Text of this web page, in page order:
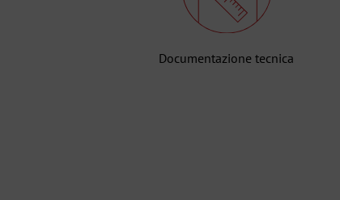
Documentazione tecnica